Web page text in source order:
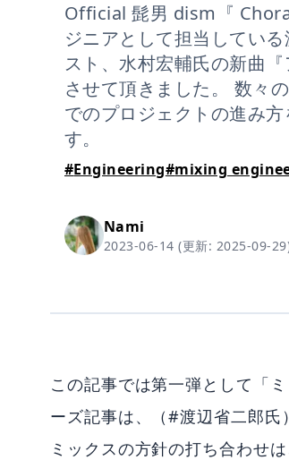
Official 髭男 dism『
ジニアとして担当してい
スト、水村宏輔氏の新曲
させて頂きました。 数々
でのプロジェクトの進み
す。
#Engineering#mixing
Nami
2023-06-14 (更新: 2025-09-29
この記事では第一弾として「
ーズ記事は、（#渡辺省二郎氏
ミックスの方針の打ち合わせ